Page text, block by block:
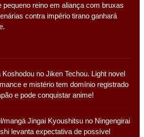
pequeno reino em aliança com bruxas
contra império tirano ganhará
Koshodou no Jiken Techou. Light novel
e mistério tem domínio registrado
e pode conquistar anime!
mangá Jingai Kyoushitsu no Ningengirai
levanta expectativa de possível